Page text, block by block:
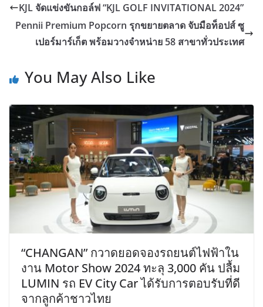
KJL จัดแข่งขันกอล์ฟ “KJL GOLF INVITATIONAL 2024”
Pennii Premium Popcorn รุกขยายตลาด จับมือท็อปส์ ซู
เปอร์มาร์เก็ต พร้อมวางจำหน่าย 58 สาขาทั่วประเทศ
You May Also Like
“CHANGAN” กวาดยอดจองรถยนต์ไฟฟ้าใน
งาน Motor Show 2024 ทะลุ 3,000 คัน ปลื้ม
LUMIN รถ EV City Car ได้รับการตอบรับที่ดี
จากลูกค้าชาวไทย